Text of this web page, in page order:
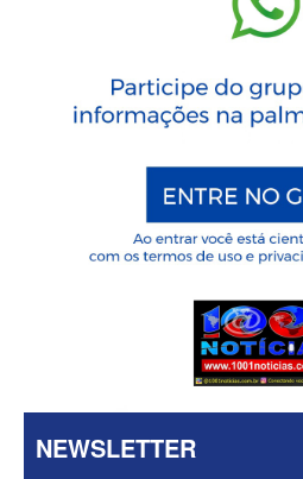
NEWSLETTER